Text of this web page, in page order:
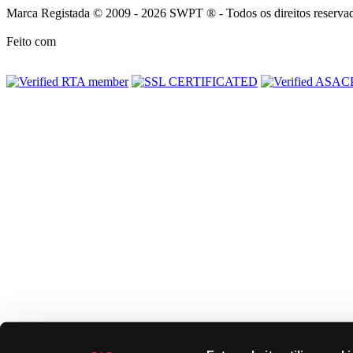
Marca Registada © 2009 - 2026 SWPT ® - Todos os direitos
Feito com